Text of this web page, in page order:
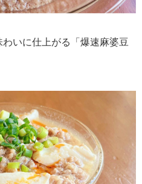
いに仕上がる「爆速麻婆豆